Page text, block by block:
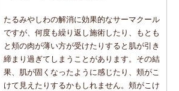
たるみやしわの解消に効果的なサーマクール
ですが、何度も繰り返し施術したり、もとも
と頬の肉が薄い方が受けたりすると肌が引き
締まり過ぎてしまうことがあります。その結
果、肌が固くなったように感じたり、頬がこ
けて見えたりするかもしれません。頬がこけ